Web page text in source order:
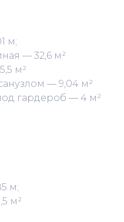
м;
— 32,6 м²
м²
— 9,04 м²
гардероб — 4 м²
м;
м²